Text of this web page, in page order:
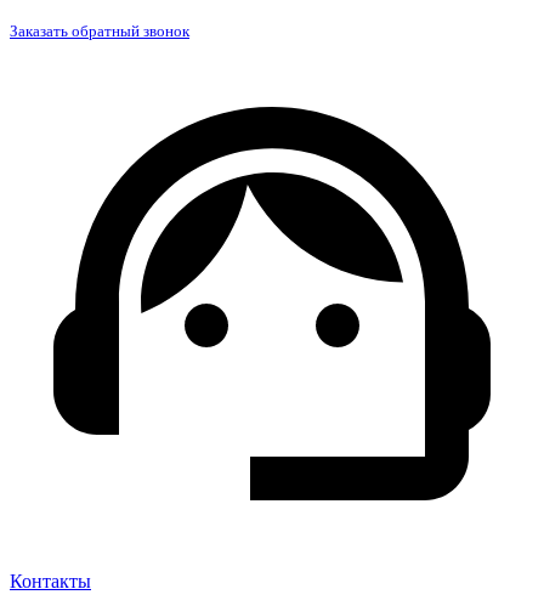
Заказать обратный звонок
Контакты